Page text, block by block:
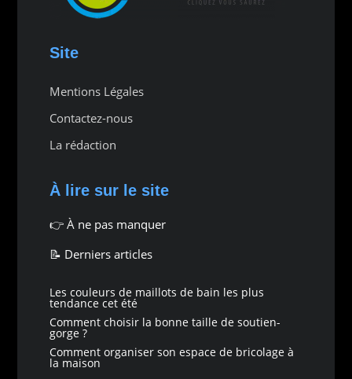
Site
Mentions Légales
Contactez-nous
La rédaction
À lire sur le site
👉 À ne pas manquer
📝 Derniers articles
Les couleurs de maillots de bain les plus
tendance cet été
Comment choisir la bonne taille de soutien-
gorge ?
Comment organiser son espace de bricolage à
la maison